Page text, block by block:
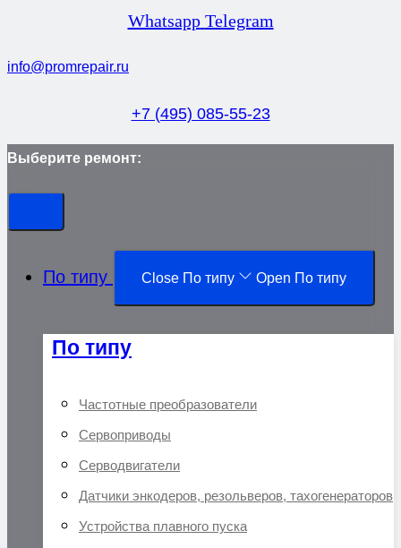
Whatsapp Telegram
info@promrepair.ru
+7 (495) 085-55-23
Выберите ремонт:
По типу Close По типу Open По типу
По типу
Частотные преобразователи
Сервоприводы
Серводвигатели
Датчики энкодеров, резольверов, тахогенераторов
Устройства плавного пуска